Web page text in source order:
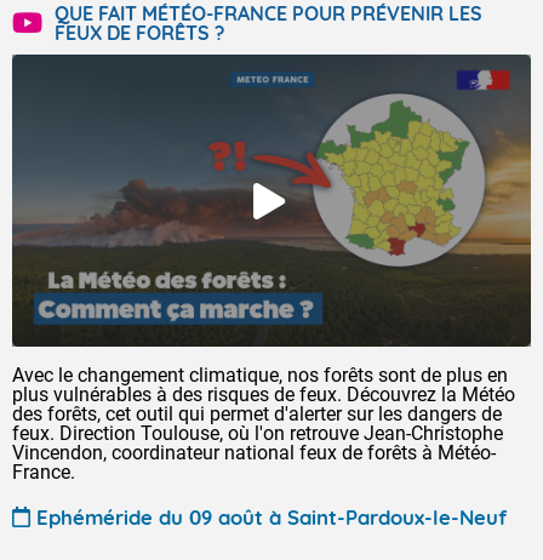
QUE FAIT MÉTÉO-FRANCE POUR PRÉVENIR LES
FEUX DE FORÊTS ?
Avec le changement climatique, nos forêts sont de plus en
plus vulnérables à des risques de feux. Découvrez la Météo
des forêts, cet outil qui permet d'alerter sur les dangers de
feux. Direction Toulouse, où l'on retrouve Jean-Christophe
Vincendon, coordinateur national feux de forêts à Météo-
France.
Ephéméride du 09 août à Saint-Pardoux-le-Neuf